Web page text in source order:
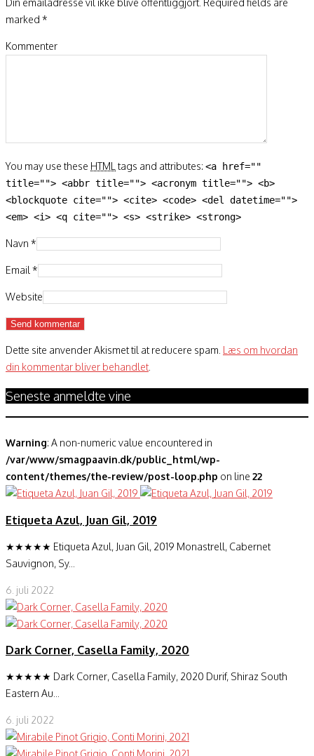
Din emailadresse vil ikke blive offentliggjort. Required fields are
marked *
Kommenter
You may use these HTML tags and attributes: <a href=""
title=""> <abbr title=""> <acronym title=""> <b>
<blockquote cite=""> <cite> <code> <del datetime="">
<em> <i> <q cite=""> <s> <strike> <strong>
Navn *
Email *
Website
Dette site anvender Akismet til at reducere spam. Læs om hvordan
din kommentar bliver behandlet
Seneste anmeldte vine
Warning: A non-numeric value encountered in
/var/www/smagpaavin.dk/public_html/wp-
content/themes/the-review/post-loop.php on line 22
Etiqueta Azul, Juan Gil, 2019
★★★★★ Etiqueta Azul, Juan Gil, 2019 Monastrell, Cabernet
Sauvignon, Sy...
6. juli 2022
Dark Corner, Casella Family, 2020
★★★★★ Dark Corner, Casella Family, 2020 Durif, Shiraz South
Eastern Au...
6. juli 2022